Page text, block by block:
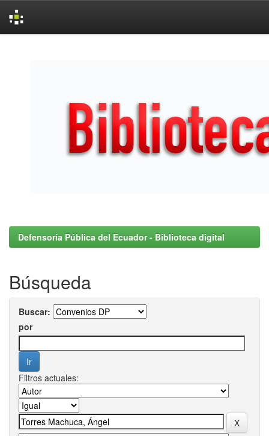
Defensoría Pública del Ecuador - Biblioteca digital
Búsqueda
Buscar:
por
Filtros actuales: